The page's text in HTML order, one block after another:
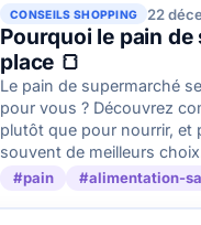
CONSEILS SHOPPING 22
Pourquoi le pain
place 🍞
Le pain de supermarché
pour vous ? Découvrez
plutôt que pour nourrir, et
souvent de meilleurs
#pain #alimentation-